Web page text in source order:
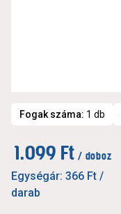
Fogak száma: 1 db
1.099 Ft / doboz
Egységár: 366 Ft /
darab